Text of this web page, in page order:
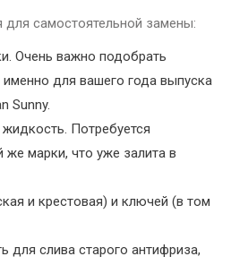
для самостоятельной замены:
Очень важно подобрать
для вашего года выпуска
Sunny.
Потребуется
же марки, что уже залита в
и крестовая) и ключей (в том
для слива старого антифриза,